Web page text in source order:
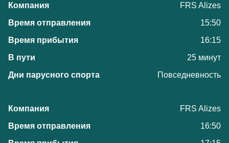
FRS Alizes
15:50
16:15
25 минут
Повседневность
FRS Alizes
16:50